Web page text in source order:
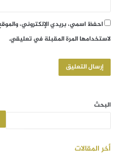
احفظ اسمي، بريدي الإلكتروني،
لاستخدامها المرة المقبلة في تعليقي.
البحث
أخر المقالات